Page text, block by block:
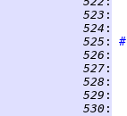
523 :
524 :
525 :
526 :
527 :
528 :
529 :
530 :